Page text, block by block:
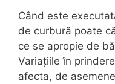
Când este
de curbură poate
ce se apropie de
Variațiile în
afecta, de